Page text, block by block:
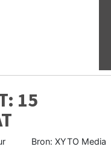
15
Bron: XYTO Media